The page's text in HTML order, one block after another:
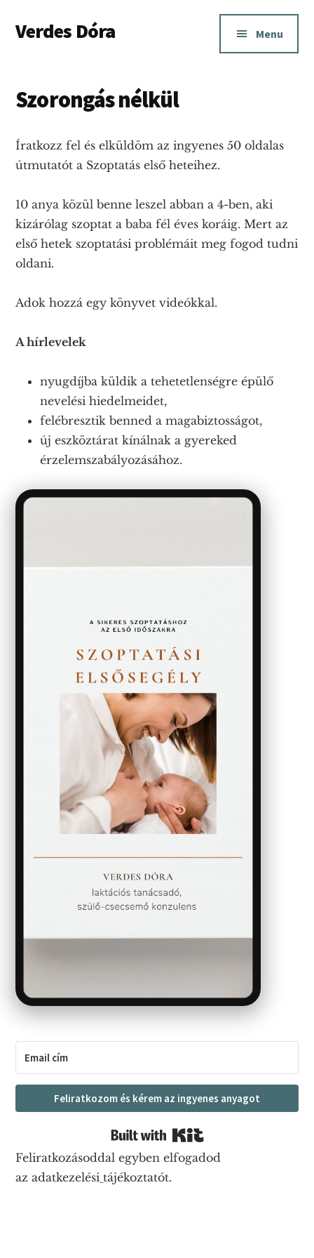
main
footer
menu
Verdes Dóra
kapcsolati
és
tanácsadás
Budapesten
Pest
megyében.
Menu
Szorongás nélkül
Íratkozz fel és elküldöm az ingyenes 50 oldalas
útmutatót a Szoptatás első heteihez.
10 anya közül benne leszel abban a 4-ben, aki
kizárólag szoptat a baba fél éves koráig. Mert az
első hetek szoptatási problémáit meg fogod tudni
oldani.
Adok hozzá egy könyvet videókkal.
A hírlevelek
nyugdíjba küldik a tehetetlenségre épülő
nevelési hiedelmeidet,
felébresztik benned a magabiztosságot,
új eszköztárat kínálnak a gyereked
érzelemszabályozásához.
Feliratkozom és kérem az ingyenes anyagot
Feliratkozásoddal egyben elfogadod
az adatkezelési tájékoztatót.